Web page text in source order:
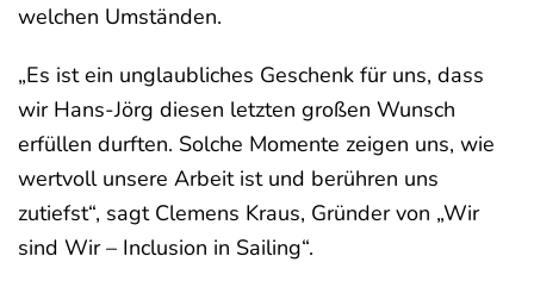
welchen Umständen.
„Es ist ein unglaubliches Geschenk für uns, dass
wir Hans-Jörg diesen letzten großen Wunsch
erfüllen durften. Solche Momente zeigen uns, wie
wertvoll unsere Arbeit ist und berühren uns
zutiefst“, sagt Clemens Kraus, Gründer von „Wir
sind Wir – Inclusion in Sailing“.